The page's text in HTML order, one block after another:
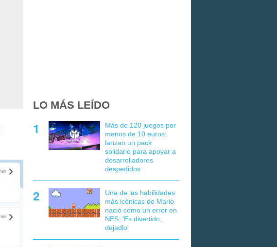
LO MÁS LEÍDO
Más de 120 juegos por
menos de 10 euros:
lanzan un pack
solidario para apoyar a
desarrolladores
despedidos
Una de las habilidades
más icónicas de Mario
nació como un error en
NES: 'Es divertido,
dejadlo'